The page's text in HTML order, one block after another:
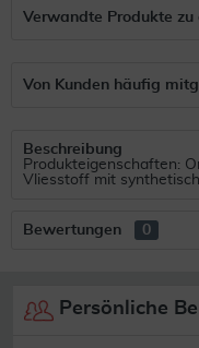
Verwandte Produkte zu
Von Kunden häufig
Beschreibung
Produkteigenschaften:
Vliesstoff mit
Bewertungen 0
Persönliche